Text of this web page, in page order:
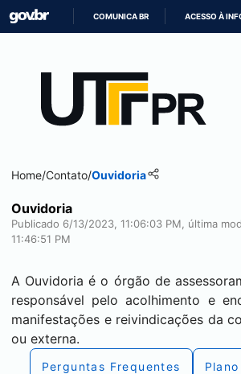
CONTEÚDO
COMUNICA BR ACESSO À
Home/Contato/Ouvidoria
Ouvidoria
Publicado 6/13/2023, 11:06:03 PM, última
11:46:51 PM
A Ouvidoria é o órgão de
responsável pelo acolhimento e
manifestações e reivindicações da
ou externa.
Perguntas Frequentes